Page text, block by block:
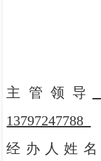
咸
主管领 导
13797247788
经办人姓名